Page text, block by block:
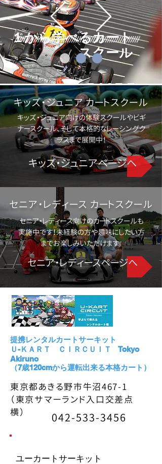
１から学べるカート
スクール
RACE F
UN!
learn more
キッズ・ジュニア カートスクール
キッズ・ジュニア向けの体験スクールやビギ
ナースクール、そして本格的なレーシングク
ラスまで展開中！
キッズ・ジュニアページへ
セニア・レディース カートスクール
セニア・レディース向けのカートスクールも
実施中です！未経験の方や趣味にしたい方
までお楽しみいただけます。
セニア・レディースページへ
提携レンタルカートサーキット
Ｕ-ＫＡＲＴ ＣＩＲＣＵＩＴ Tokyo
Akiruno
（7歳120cmから運転出来る本格カート）
東京都あきる野市牛沼467-1
​（東京サマーランド入口交差点
横）
042-533-3456
ユーカートサーキット